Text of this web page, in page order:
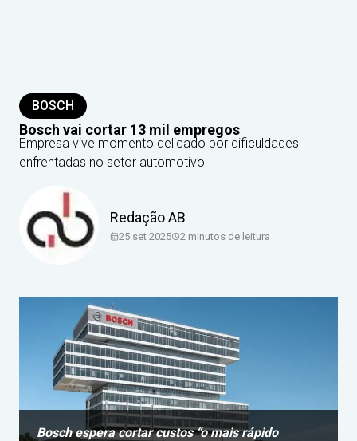
BOSCH
Bosch vai cortar 13 mil empregos
Empresa vive momento delicado por dificuldades
enfrentadas no setor automotivo
Redação AB
25 set 2025 2 minutos de leitura
Bosch espera cortar custos “o mais rápido